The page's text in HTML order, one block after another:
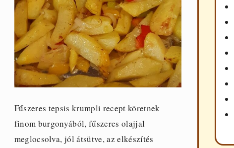
Fűszeres tepsis krumpli recept köretnek
finom burgonyából, fűszeres olajjal
meglocsolva, jól átsütve, az elkészítés